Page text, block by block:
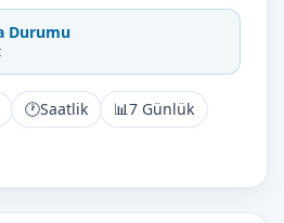
Durumu
🕐Saatlik 📊7 Günlük